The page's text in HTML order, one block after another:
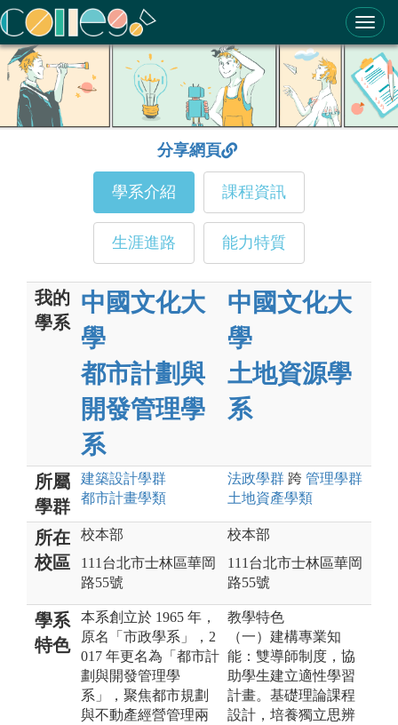
ColleGo! 大學選才與高中育才輔助系統
分享網頁
學系介紹 課程資訊
生涯進路 能力特質
我的
學系
中國文化大
學
都市計劃與
開發管理學
系
中國文化大
學
土地資源學
系
所屬
學群
建築設計學群
都市計畫學類
法政學群 跨 管理學群
土地資產學類
所在
校區
校本部
111台北市士林區華岡
路55號
校本部
111台北市士林區華岡
路55號
學系
特色
本系創立於 1965 年，
原名「市政學系」，2
017 年更名為「都市計
劃與開發管理學
系」，聚焦都市規劃
與不動產經營管理兩
教學特色
（一）建構專業知
能：雙導師制度，協
助學生建立適性學習
計畫。基礎理論課程
設計，培養獨立思辨